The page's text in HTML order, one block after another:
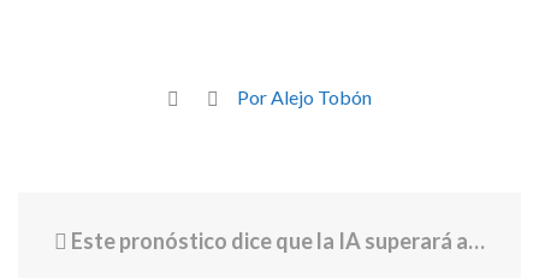
Por Alejo Tobón
Este pronóstico dice que la IA superará a los humanos en un par de años